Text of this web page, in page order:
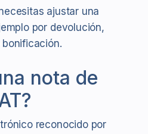
ajustar una
por devolución,
nota de
reconocido por